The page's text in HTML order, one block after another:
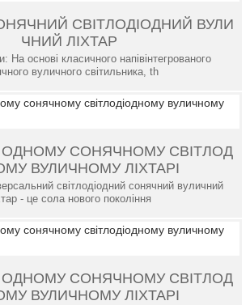
СВІТЛОДІОДНИЙ ВУЛИ
ЧНИЙ ЛІХТАР
На основі класичного напівінтегрованого
вуличного світильника, th
ОДНОМУ СОНЯЧНОМУ СВІТЛОД
ВУЛИЧНОМУ ЛІХТАРІ
світлодіодний сонячний вуличний
- це сола нового покоління
ОДНОМУ СОНЯЧНОМУ СВІТЛОД
ВУЛИЧНОМУ ЛІХТАРІ